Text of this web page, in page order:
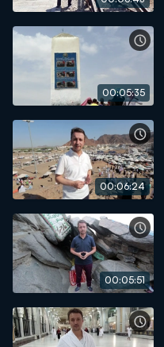
00:05:35
00:06:24
00:05:51